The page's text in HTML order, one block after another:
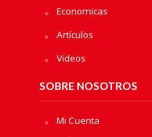
Economicas
Artículos
Videos
SOBRE NOSOTROS
Mi Cuenta